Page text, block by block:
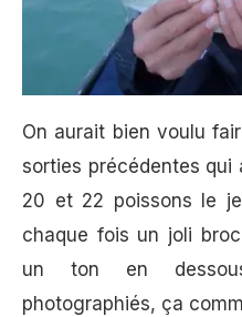
On aurait bien voulu
sorties précédentes qui
20 et 22 poissons le
chaque fois un joli
un ton en
photographiés, ça